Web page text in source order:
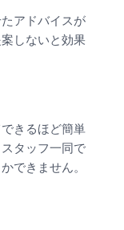
アドバイスが
しないと効果
きるほど簡単
タッフ一同で
できません。